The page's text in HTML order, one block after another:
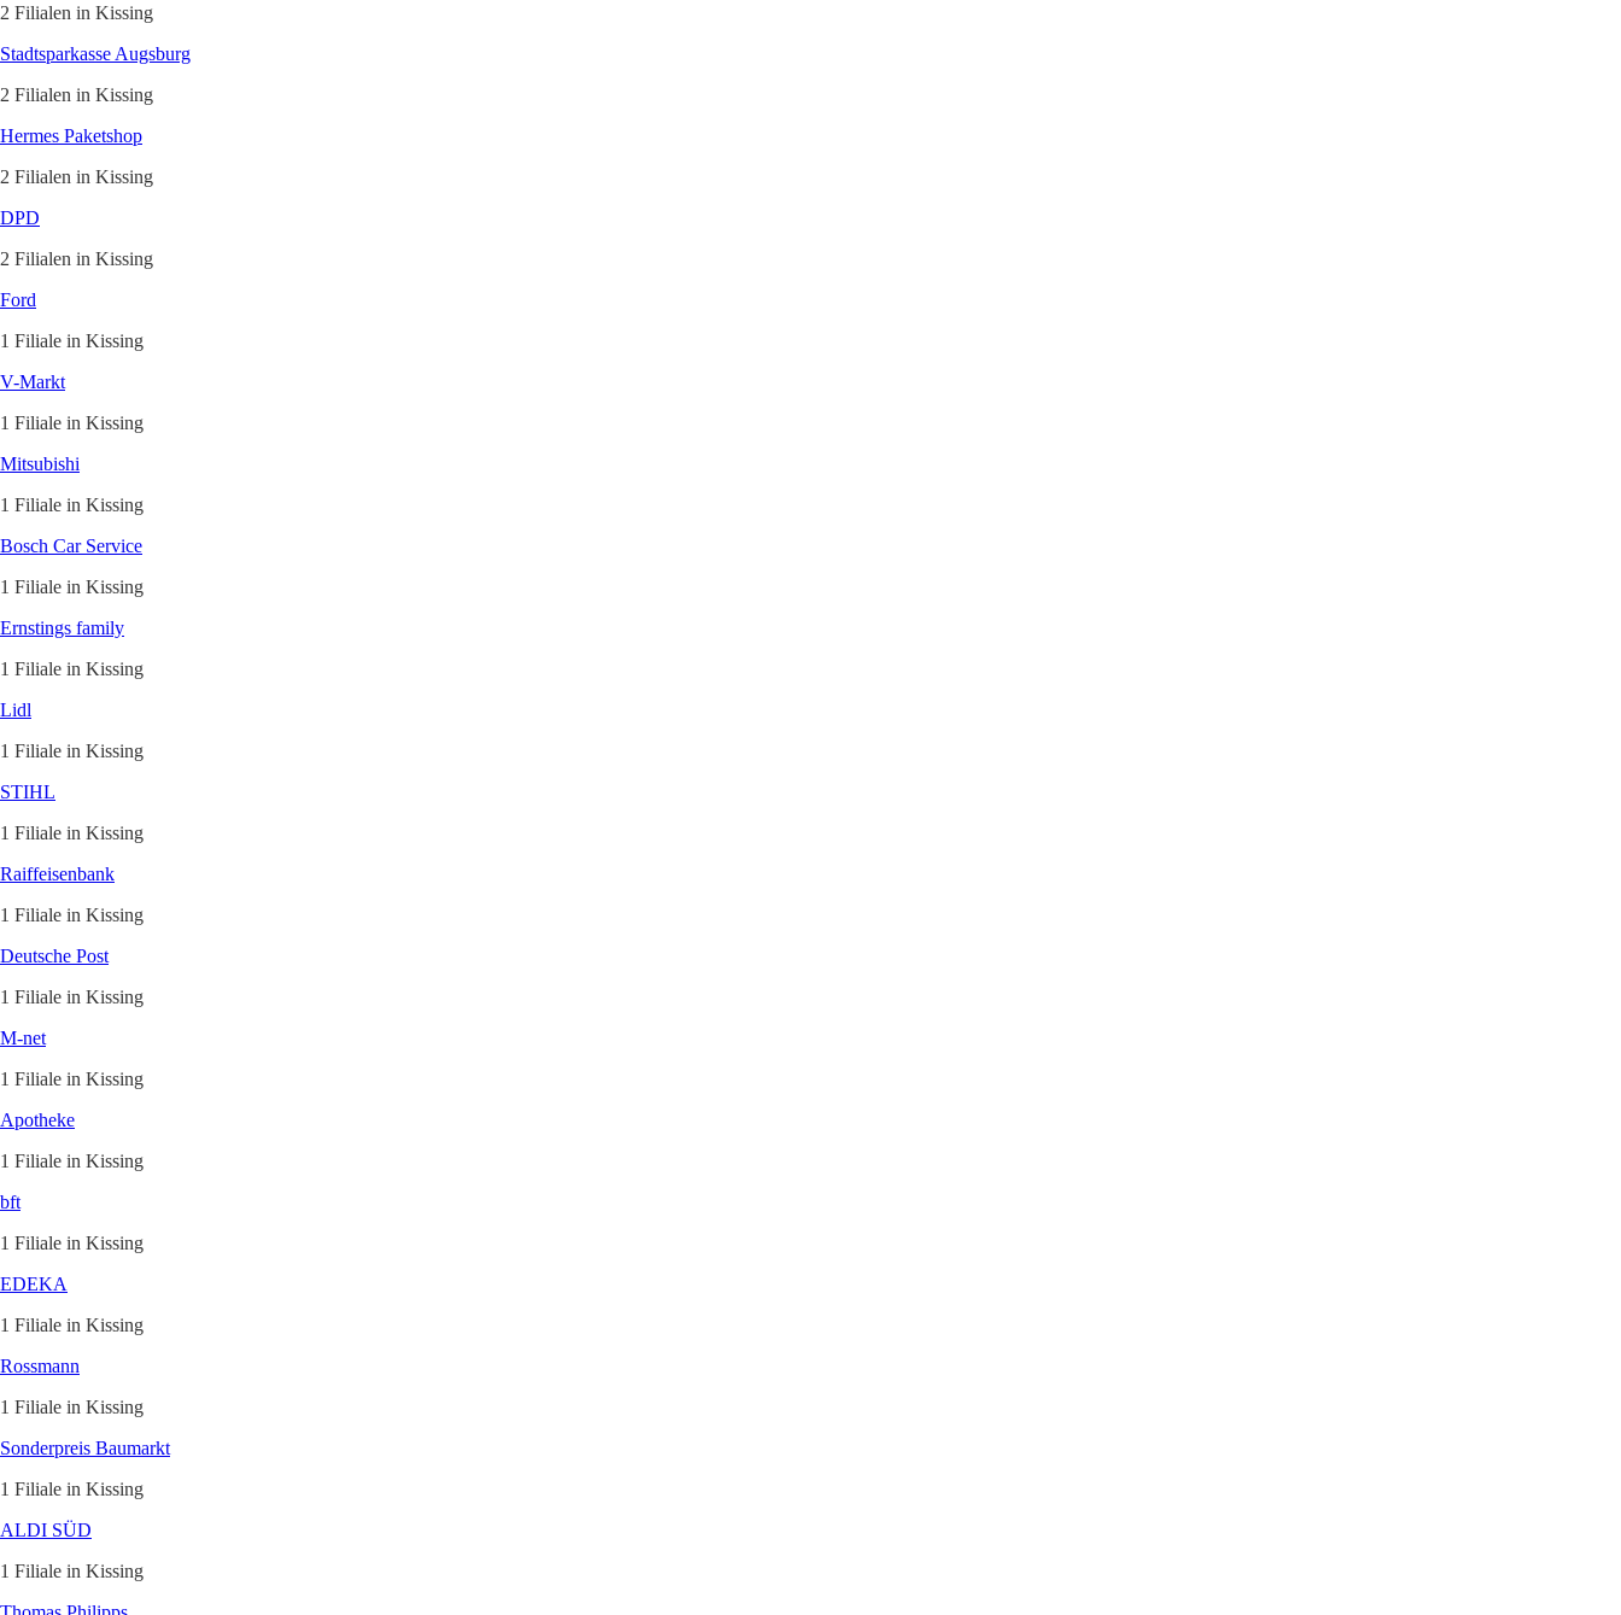
2 Filialen in Kissing
Stadtsparkasse Augsburg
2 Filialen in Kissing
Hermes Paketshop
2 Filialen in Kissing
DPD
2 Filialen in Kissing
Ford
1 Filiale in Kissing
V-Markt
1 Filiale in Kissing
Mitsubishi
1 Filiale in Kissing
Bosch Car Service
1 Filiale in Kissing
Ernstings family
1 Filiale in Kissing
Lidl
1 Filiale in Kissing
STIHL
1 Filiale in Kissing
Raiffeisenbank
1 Filiale in Kissing
Deutsche Post
1 Filiale in Kissing
M-net
1 Filiale in Kissing
Apotheke
1 Filiale in Kissing
bft
1 Filiale in Kissing
EDEKA
1 Filiale in Kissing
Rossmann
1 Filiale in Kissing
Sonderpreis Baumarkt
1 Filiale in Kissing
ALDI SÜD
1 Filiale in Kissing